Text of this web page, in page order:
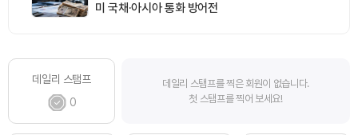
미 국채·아시아 통화 방어전
데일리 스탬프
0
데일리 스탬프를 찍은 회원이 없습니다.
첫 스탬프를 찍어 보세요!